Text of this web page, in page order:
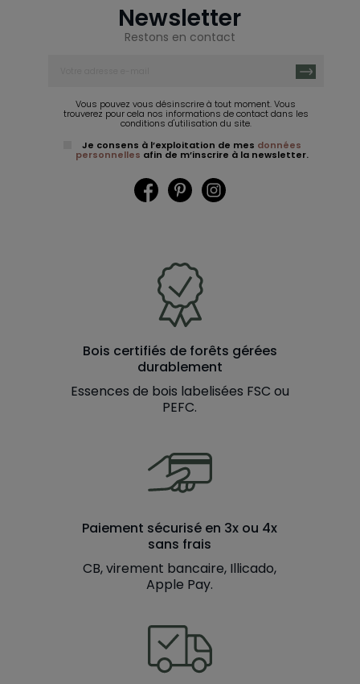
Newsletter
Restons en contact
Vous pouvez vous désinscrire à tout moment. Vous
trouverez pour cela nos informations de contact dans les
conditions d'utilisation du site.
Je consens à l’exploitation de mes données
personnelles afin de m’inscrire à la newsletter.
FacebookPinterest
Bois certifiés de forêts gérées
durablement
Essences de bois labelisées FSC ou
PEFC.
Paiement sécurisé en 3x ou 4x
sans frais
CB, virement bancaire, Illicado,
Apple Pay.